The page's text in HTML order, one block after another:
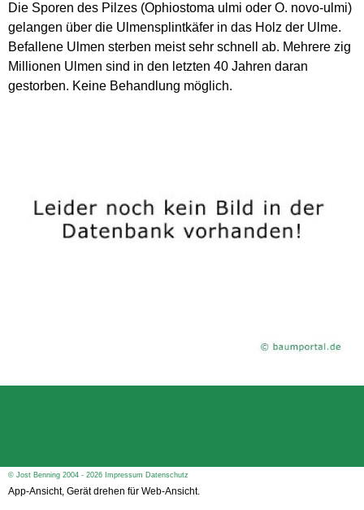
Inhalt
Die Sporen des Pilzes (Ophiostoma ulmi oder O. novo-ulmi)
gelangen über die Ulmensplintkäfer in das Holz der Ulme.
Befallene Ulmen sterben meist sehr schnell ab. Mehrere zig
Millionen Ulmen sind in den letzten 40 Jahren daran
gestorben. Keine Behandlung möglich.
© Jost Benning 2004 - 2026 Impressum Datenschutz
App-Ansicht, Gerät drehen für Web-Ansicht.